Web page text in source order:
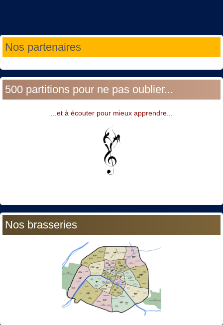
Nos partenaires
500 partitions pour ne pas oublier...
...et à écouter pour mieux apprendre...
Nos brasseries
Année
précédente
Mois
précédent
Année
suivante
Mois
suivant